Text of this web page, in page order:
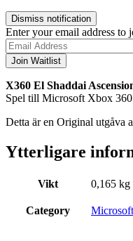
Dismiss notification
Enter your email address
Join Waitlist
X360 El Shaddai
Spel till Microsoft Xbox 360
Detta är en Original utgåva
Ytterligare
Vikt 0,165 kg
Category